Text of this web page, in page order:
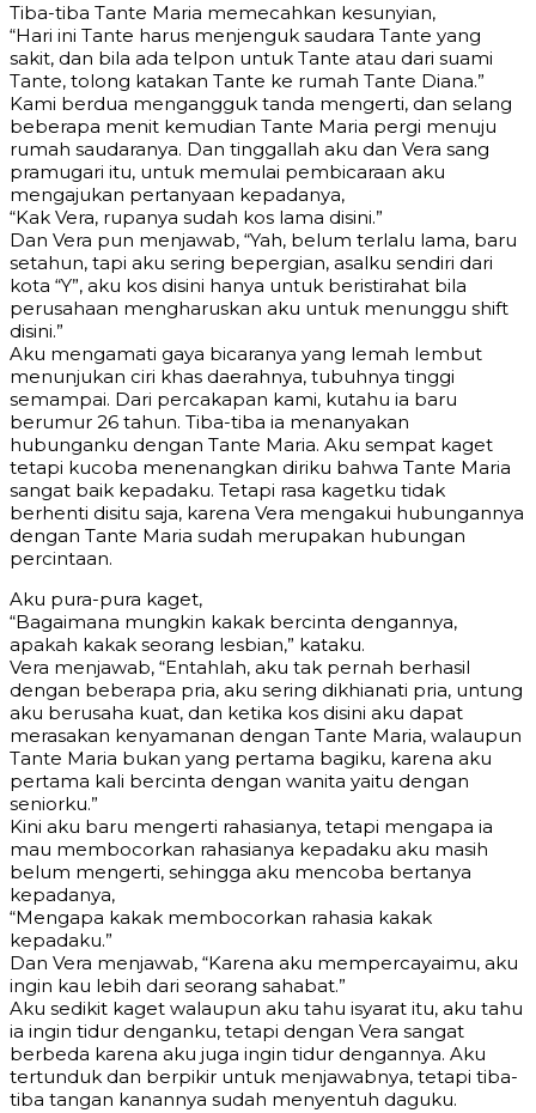
Tiba-tiba Tante Maria memecahkan kesunyian,
“Hari ini Tante harus menjenguk saudara Tante yang
sakit, dan bila ada telpon untuk Tante atau dari suami
Tante, tolong katakan Tante ke rumah Tante Diana.”
Kami berdua mengangguk tanda mengerti, dan selang
beberapa menit kemudian Tante Maria pergi menuju
rumah saudaranya. Dan tinggallah aku dan Vera sang
pramugari itu, untuk memulai pembicaraan aku
mengajukan pertanyaan kepadanya,
“Kak Vera, rupanya sudah kos lama disini.”
Dan Vera pun menjawab, “Yah, belum terlalu lama, baru
setahun, tapi aku sering bepergian, asalku sendiri dari
kota “Y”, aku kos disini hanya untuk beristirahat bila
perusahaan mengharuskan aku untuk menunggu shift
disini.”
Aku mengamati gaya bicaranya yang lemah lembut
menunjukan ciri khas daerahnya, tubuhnya tinggi
semampai. Dari percakapan kami, kutahu ia baru
berumur 26 tahun. Tiba-tiba ia menanyakan
hubunganku dengan Tante Maria. Aku sempat kaget
tetapi kucoba menenangkan diriku bahwa Tante Maria
sangat baik kepadaku. Tetapi rasa kagetku tidak
berhenti disitu saja, karena Vera mengakui hubungannya
dengan Tante Maria sudah merupakan hubungan
percintaan.
Aku pura-pura kaget,
“Bagaimana mungkin kakak bercinta dengannya,
apakah kakak seorang lesbian,” kataku.
Vera menjawab, “Entahlah, aku tak pernah berhasil
dengan beberapa pria, aku sering dikhianati pria, untung
aku berusaha kuat, dan ketika kos disini aku dapat
merasakan kenyamanan dengan Tante Maria, walaupun
Tante Maria bukan yang pertama bagiku, karena aku
pertama kali bercinta dengan wanita yaitu dengan
seniorku.”
Kini aku baru mengerti rahasianya, tetapi mengapa ia
mau membocorkan rahasianya kepadaku aku masih
belum mengerti, sehingga aku mencoba bertanya
kepadanya,
“Mengapa kakak membocorkan rahasia kakak
kepadaku.”
Dan Vera menjawab, “Karena aku mempercayaimu, aku
ingin kau lebih dari seorang sahabat.”
Aku sedikit kaget walaupun aku tahu isyarat itu, aku tahu
ia ingin tidur denganku, tetapi dengan Vera sangat
berbeda karena aku juga ingin tidur dengannya. Aku
tertunduk dan berpikir untuk menjawabnya, tetapi tiba-
tiba tangan kanannya sudah menyentuh daguku.